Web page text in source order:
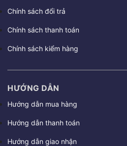
Chính sách đổi trả
Chính sách thanh toán
Chính sách kiểm hàng
HƯỚNG DẪN
Hướng dẫn mua hàng
Hướng dẫn thanh toán
Hướng dẫn giao nhận